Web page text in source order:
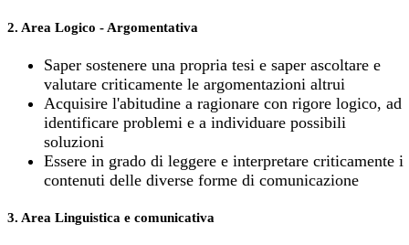
2. Area Logico - Argomentativa
Saper sostenere una propria tesi e saper ascoltare e
valutare criticamente le argomentazioni altrui
Acquisire l'abitudine a ragionare con rigore logico, ad
identificare problemi e a individuare possibili
soluzioni
Essere in grado di leggere e interpretare criticamente i
contenuti delle diverse forme di comunicazione
3. Area Linguistica e comunicativa